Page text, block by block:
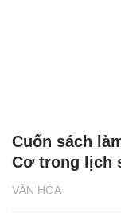
VĂN HÓA
Cuốn sách
Cơ trong lịch